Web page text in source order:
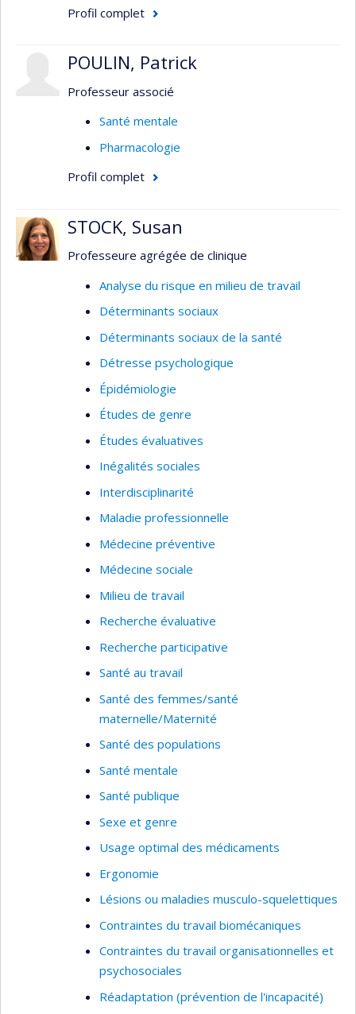
Profil complet
POULIN, Patrick
Professeur associé
Santé mentale
Pharmacologie
Profil complet
STOCK, Susan
Professeure agrégée de clinique
Analyse du risque en milieu de travail
Déterminants sociaux
Déterminants sociaux de la santé
Détresse psychologique
Épidémiologie
Études de genre
Études évaluatives
Inégalités sociales
Interdisciplinarité
Maladie professionnelle
Médecine préventive
Médecine sociale
Milieu de travail
Recherche évaluative
Recherche participative
Santé au travail
Santé des femmes/santé
maternelle/Maternité
Santé des populations
Santé mentale
Santé publique
Sexe et genre
Usage optimal des médicaments
Ergonomie
Lésions ou maladies musculo-squelettiques
Contraintes du travail biomécaniques
Contraintes du travail organisationnelles et
psychosociales
Réadaptation (prévention de l'incapacité)